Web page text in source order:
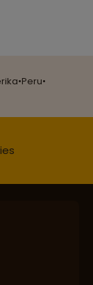
•Peru•
en milieu